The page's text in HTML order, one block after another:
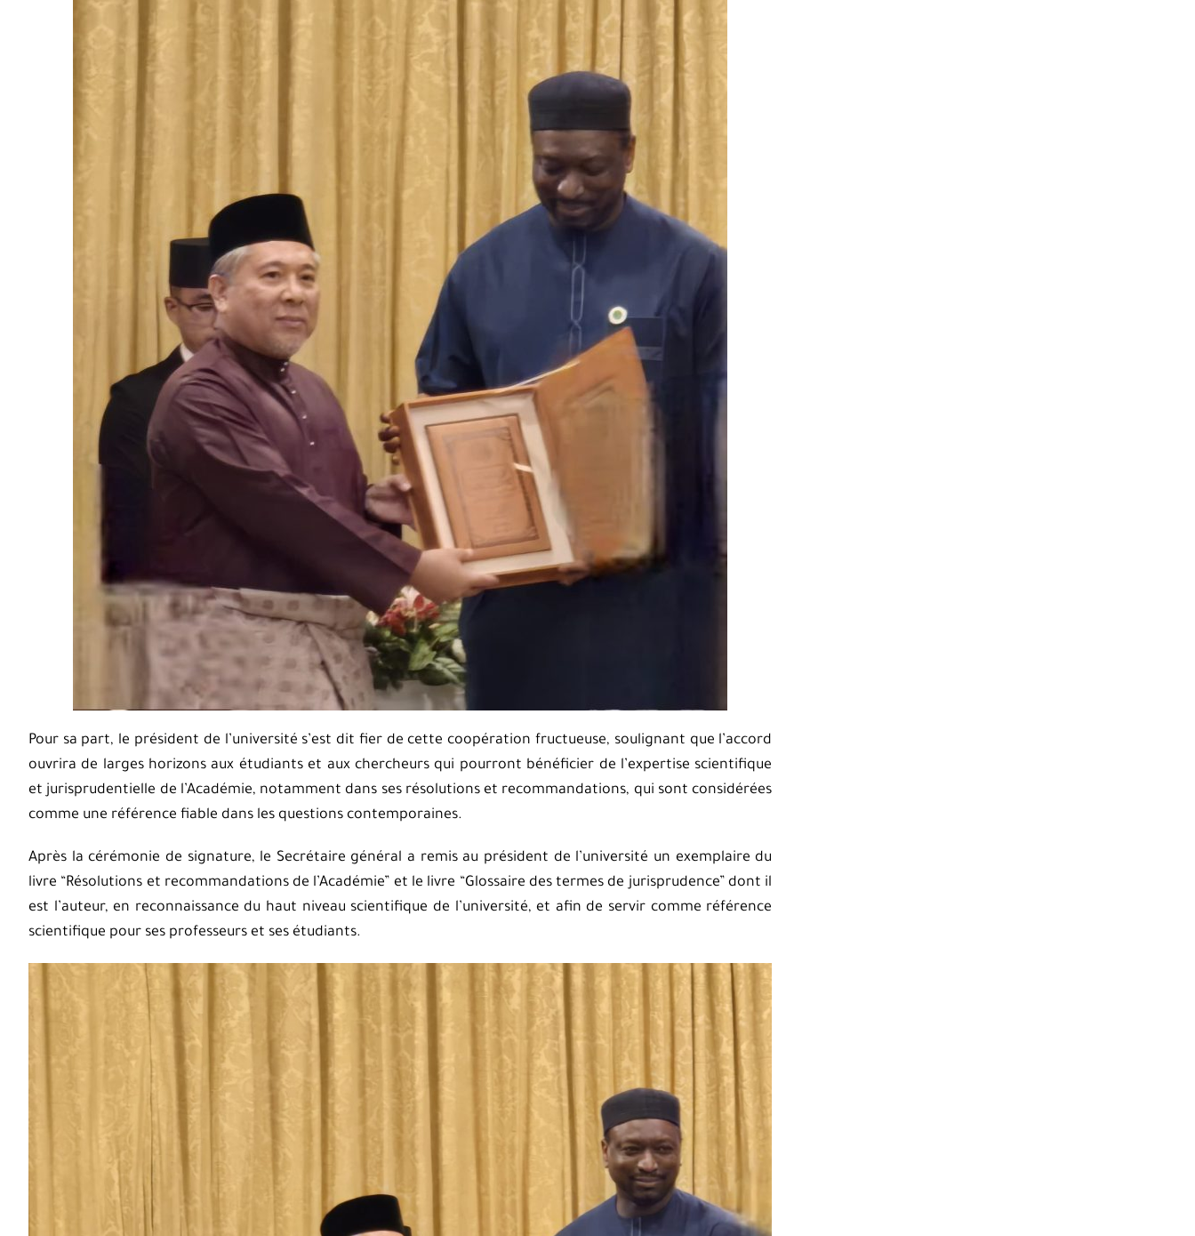
Pour sa part, le président de l’université s’est dit fier de cette coopération fructueuse, soulignant que l’accord
ouvrira de larges horizons aux étudiants et aux chercheurs qui pourront bénéficier de l’expertise scientifique
et jurisprudentielle de l’Académie, notamment dans ses résolutions et recommandations, qui sont considérées
comme une référence fiable dans les questions contemporaines.
Après la cérémonie de signature, le Secrétaire général a remis au président de l’université un exemplaire du
livre “Résolutions et recommandations de l’Académie” et le livre “Glossaire des termes de jurisprudence” dont il
est l’auteur, en reconnaissance du haut niveau scientifique de l’université, et afin de servir comme référence
scientifique pour ses professeurs et ses étudiants.